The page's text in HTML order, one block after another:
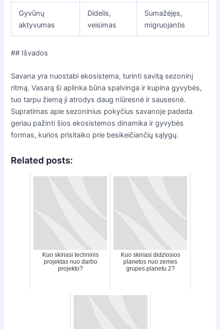
Gyvūnų
aktyvumas
Didelis,
veisimas
Sumažėjęs,
migruojantis
## Išvados
Savana yra nuostabi ekosistema, turinti savitą sezoninį
ritmą. Vasarą ši aplinka būna spalvinga ir kupina gyvybės,
tuo tarpu žiemą ji atrodys daug niūresnė ir sausesnė.
Supratimas apie sezoninius pokyčius savanoje padeda
geriau pažinti šios ekosistemos dinamika ir gyvybės
formas, kurios prisitaiko prie besikeičiančių sąlygų.
Related posts:
Kuo skiriasi techninis
projektas nuo darbo
projekto?
Kuo skiriasi didziosios
planetos nuo zemes
grupes planetu 2?